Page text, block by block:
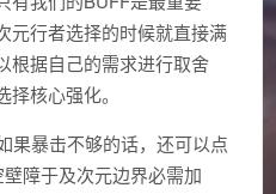
元行者选择的时候就直接满
根据自己的需求进行取舍
核心强化。
果暴击不够的话，还可以点
障于及次元边界必需加